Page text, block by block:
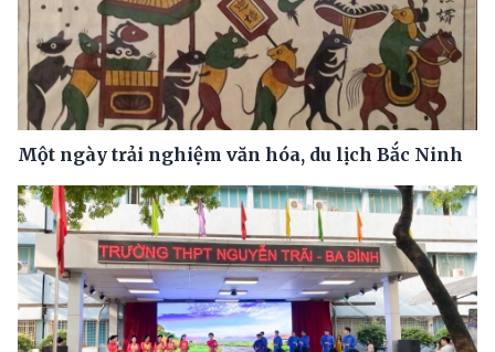
Một ngày trải nghiệm văn hóa, du lịch Bắc Ninh